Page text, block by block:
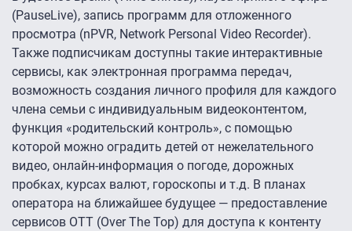
(PauseLive), запись программ для отложенного
просмотра (nPVR, Network Personal Video Recorder).
Также подписчикам доступны такие интерактивные
сервисы, как электронная программа передач,
возможность создания личного профиля для каждого
члена семьи с индивидуальным видеоконтентом,
функция «родительский контроль», с помощью
которой можно оградить детей от нежелательного
видео, онлайн-информация о погоде, дорожных
пробках, курсах валют, гороскопы и т.д. В планах
оператора на ближайшее будущее — предоставление
сервисов OTT (Over The Top) для доступа к контенту